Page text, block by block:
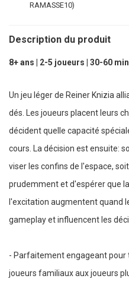
RAMASSE10)
Description du produit
8+ ans | 2-5 joueurs | 30-60
Un jeu léger de Reiner Knizia
dés. Les joueurs placent leurs
décident quelle capacité
cours. La décision est ensuite:
viser les confins de l'espace,
prudemment et d'espérer que
l'excitation augmentent quand
gameplay et influencent les
- Parfaitement engageant pour
joueurs familiaux aux joueurs